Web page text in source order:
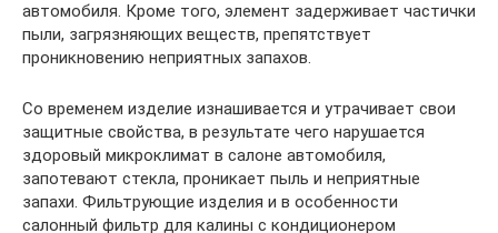
автомобиля. Кроме того, элемент задерживает частички
пыли, загрязняющих веществ, препятствует
проникновению неприятных запахов.
Со временем изделие изнашивается и утрачивает свои
защитные свойства, в результате чего нарушается
здоровый микроклимат в салоне автомобиля,
запотевают стекла, проникает пыль и неприятные
запахи. Фильтрующие изделия и в особенности
салонный фильтр для калины с кондиционером